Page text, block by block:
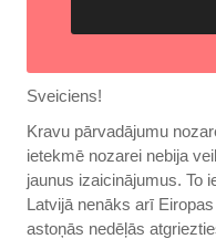
Sveiciens!
Kravu pārvadājumu
ietekmē nozarei nebija
jaunus izaicinājumus. To
Latvijā nenāks arī
astoņās nedēļās